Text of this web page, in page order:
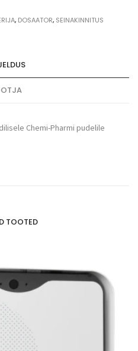
, DOSAATOR, SEINAKINNITUS
Chemi-Pharmi pudelile
TOOTED